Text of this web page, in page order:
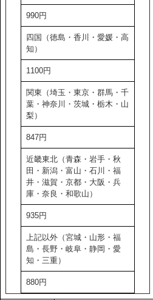
990円
四国（徳島・香川・愛媛・高
知）
1100円
関東（埼玉・東京・群馬・千
葉・神奈川・茨城・栃木・山
梨）
847円
近畿東北（青森・岩手・秋
田・新潟・富山・石川・福
井・滋賀・京都・大阪・兵
庫・奈良・和歌山）
935円
上記以外（宮城・山形・福
島・長野・岐阜・静岡・愛
知・三重）
880円